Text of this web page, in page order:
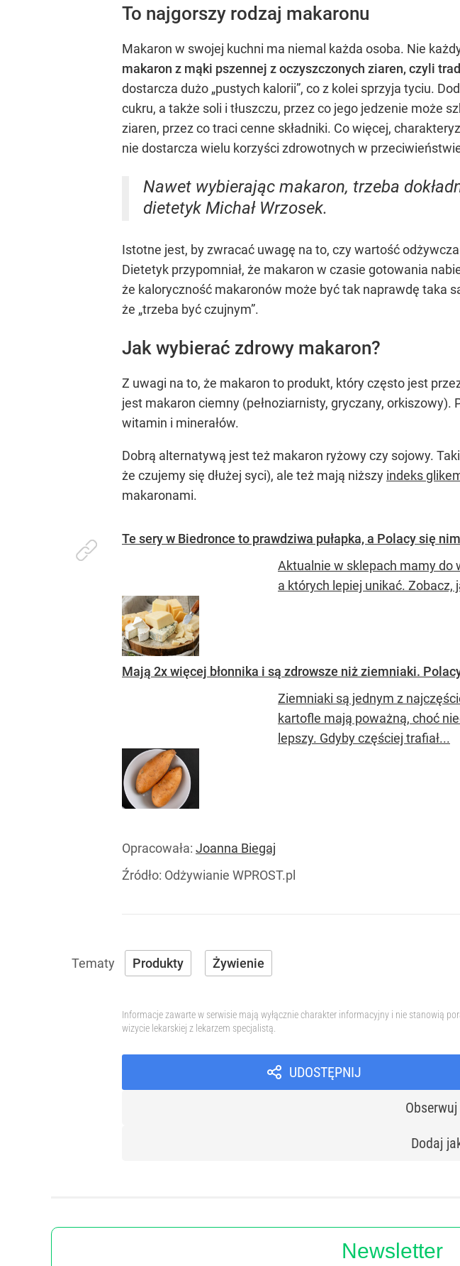
To najgorszy rodzaj makaronu
Makaron w swojej kuchni ma niemal każda osoba. Nie
makaron z mąki pszennej z oczyszczonych ziaren, czyli
dostarcza dużo „pustych kalorii”, co z kolei sprzyja tyciu.
cukru, a także soli i tłuszczu, przez co jego jedzenie może
ziaren, przez co traci cenne składniki. Co więcej,
nie dostarcza wielu korzyści zdrowotnych w
Nawet wybierając makaron, trzeba
dietetyk Michał Wrzosek.
Istotne jest, by zwracać uwagę na to, czy wartość
Dietetyk przypomniał, że makaron w czasie gotowania
że kaloryczność makaronów może być tak naprawdę taka
że „trzeba być czujnym”.
Jak wybierać zdrowy makaron?
Z uwagi na to, że makaron to produkt, który często jest
jest makaron ciemny (pełnoziarnisty, gryczany, orkiszowy).
witamin i minerałów.
Dobrą alternatywą jest też makaron ryżowy czy sojowy.
że czujemy się dłużej syci), ale też mają niższy indeks
makaronami.
Te sery w Biedronce to prawdziwa pułapka, a Polacy się
Aktualnie w sklepach mamy do
a których lepiej unikać.
Mają 2x więcej błonnika i są zdrowsze niż ziemniaki.
Ziemniaki są jednym z
kartofle mają poważną, choć
lepszy. Gdyby częściej trafiał...
Opracowała: Joanna Biegaj
Źródło: Odżywianie WPROST.pl
Produkty Żywienie
Informacje zawarte w serwisie mają wyłącznie charakter informacyjny i nie stanowią
wizycie lekarskiej z lekarzem specjalistą.
UDOSTĘPNIJ
Dodaj
Newsletter